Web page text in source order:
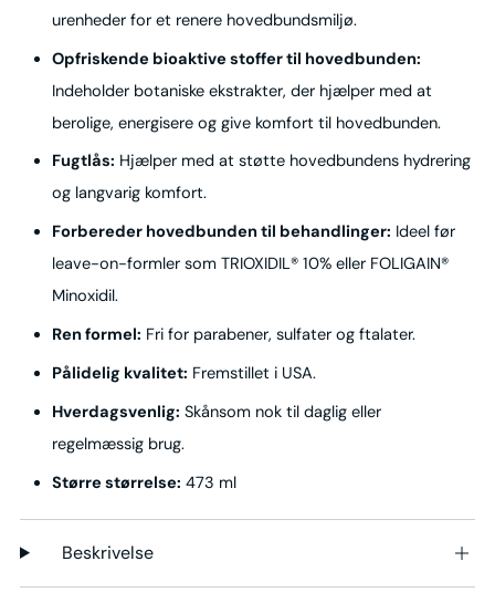
urenheder for et renere hovedbundsmiljø.
Opfriskende bioaktive stoffer til hovedbunden:
Indeholder botaniske ekstrakter, der hjælper med at
berolige, energisere og give komfort til hovedbunden.
Fugtlås: Hjælper med at støtte hovedbundens hydrering
og langvarig komfort.
Forbereder hovedbunden til behandlinger: Ideel før
leave-on-formler som TRIOXIDIL® 10% eller FOLIGAIN®
Minoxidil.
Ren formel: Fri for parabener, sulfater og ftalater.
Pålidelig kvalitet: Fremstillet i USA.
Hverdagsvenlig: Skånsom nok til daglig eller
regelmæssig brug.
Større størrelse: 473 ml
Beskrivelse